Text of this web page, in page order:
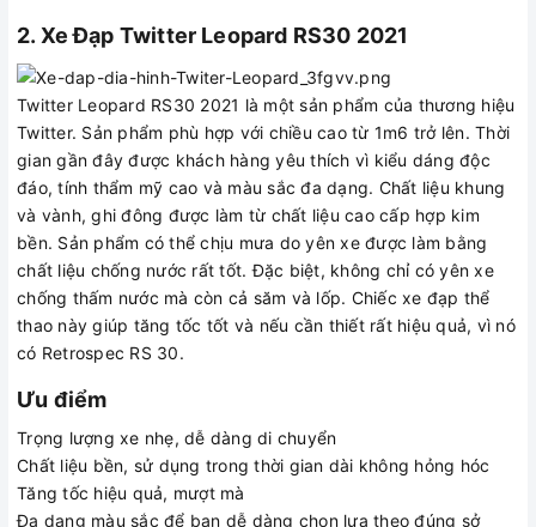
2. Xe Đạp Twitter Leopard RS30 2021
Twitter Leopard RS30 2021 là một sản phẩm của thương hiệu
Twitter. Sản phẩm phù hợp với chiều cao từ 1m6 trở lên. Thời
gian gần đây được khách hàng yêu thích vì kiểu dáng độc
đáo, tính thẩm mỹ cao và màu sắc đa dạng. Chất liệu khung
và vành, ghi đông được làm từ chất liệu cao cấp hợp kim
bền. Sản phẩm có thể chịu mưa do yên xe được làm bằng
chất liệu chống nước rất tốt. Đặc biệt, không chỉ có yên xe
chống thấm nước mà còn cả săm và lốp. Chiếc xe đạp thể
thao này giúp tăng tốc tốt và nếu cần thiết rất hiệu quả, vì nó
có Retrospec RS 30.
Ưu điểm
Trọng lượng xe nhẹ, dễ dàng di chuyển
Chất liệu bền, sử dụng trong thời gian dài không hỏng hóc
Tăng tốc hiệu quả, mượt mà
Đa dạng màu sắc để bạn dễ dàng chọn lựa theo đúng sở